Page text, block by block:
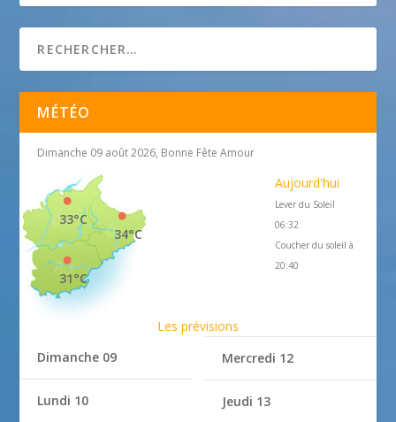
MÉTÉO
Dimanche 09 août 2026, Bonne Fête Amour
34°C
33°C
31°C
Aujourd'hui
Lever du Soleil
06:32
Coucher du soleil à
20:40
Les prévisions
Dimanche 09
Lundi 10
Mercredi 12
Jeudi 13